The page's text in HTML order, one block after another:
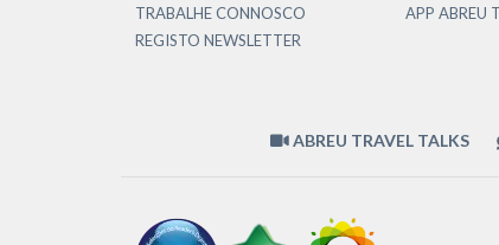
TRABALHE CONNOSCO
REGISTO NEWSLETTER
APP ABREU
ABREU TRAVEL TALKS